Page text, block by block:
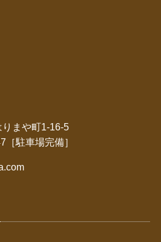
まや町1-16-5
駐車場完備］